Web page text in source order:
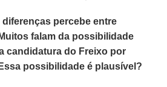
diferenças percebe entre
falam da possibilidade
candidatura do Freixo por
possibilidade é plausível?